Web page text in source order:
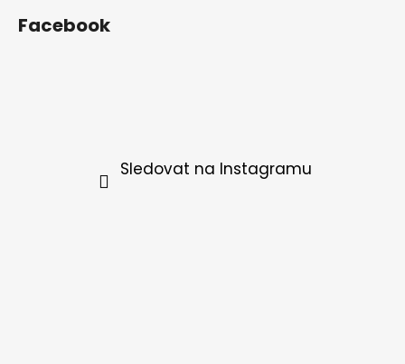
Facebook
Sledovat na Instagramu